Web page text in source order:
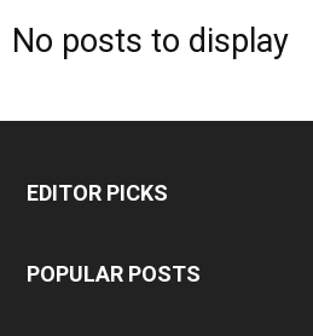
No posts to display
EDITOR PICKS
POPULAR POSTS